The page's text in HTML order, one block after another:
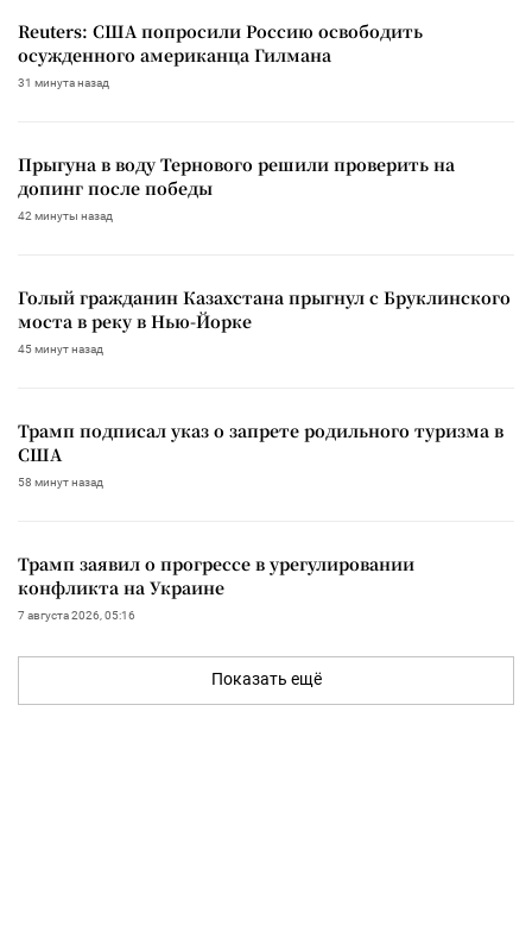
Reuters: США попросили Россию освободить
осужденного американца Гилмана
31 минута назад
Прыгуна в воду Тернового решили проверить на
допинг после победы
42 минуты назад
Голый гражданин Казахстана прыгнул с Бруклинского
моста в реку в Нью-Йорке
45 минут назад
Трамп подписал указ о запрете родильного туризма в
США
58 минут назад
Трамп заявил о прогрессе в урегулировании
конфликта на Украине
7 августа 2026, 05:16
Показать ещё